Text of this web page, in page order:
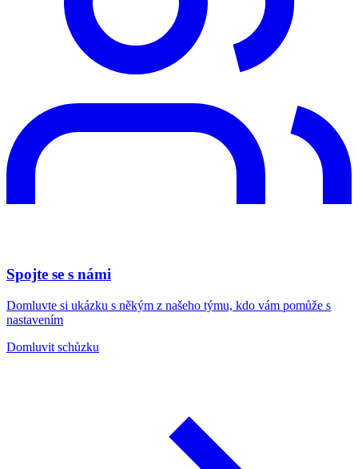
Spojte se s námi
Domluvte si ukázku s někým z našeho týmu, kdo vám pomůže s
nastavením
Domluvit schůzku